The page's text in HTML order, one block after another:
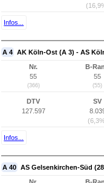
Infos...
A 4 AK Köln-Ost (A 3) - AS
Nr.
55
(366)
B-
55
(55)
DTV
127.597
SV
Infos...
A 40 AS Gelsenkirchen-Süd